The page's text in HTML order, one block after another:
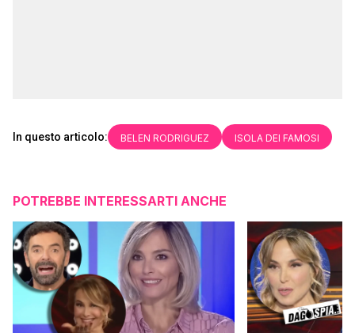
In questo articolo: BELEN RODRIGUEZ ISOLA DEI FAMOSI
POTREBBE INTERESSARTI ANCHE